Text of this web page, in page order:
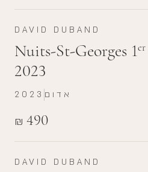
DAVID DUBAND
Nuits-St-Georges 1er
2023
₪ 490
2023 אדום
DAVID DUBAND